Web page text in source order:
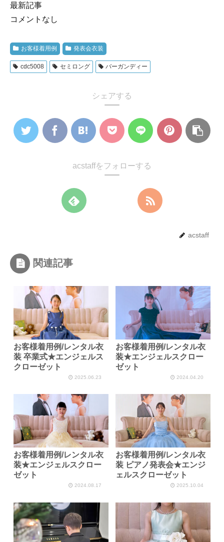
最新記事
コメントなし
お客様着用例 発表会衣装
cdc5008 セミロング バーガンディー
シェアする
acstaffをフォローする
acstaff
関連記事
お客様着用例/レンタル衣
装 卒業式★エンジェルス
クローゼット
2025.06.23
お客様着用例/レンタル衣
装★エンジェルスクロー
ゼット
2024.04.20
お客様着用例/レンタル衣
装★エンジェルスクロー
ゼット
2024.08.17
お客様着用例/レンタル衣
装 ピアノ発表会★エンジ
ェルスクローゼット
2025.10.04